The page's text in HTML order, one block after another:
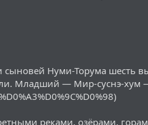
Нуми-Торума шесть
Младший — Мир-суснэ-хум
реками, озёрами,